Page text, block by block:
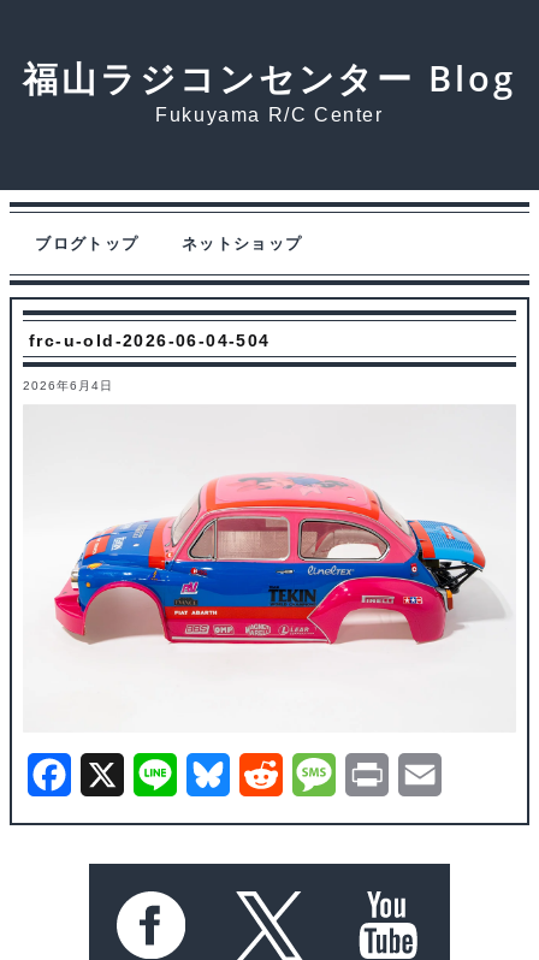
福山ラジコンセンター Blog
Fukuyama R/C Center
ブログトップ ネットショップ
frc-u-old-2026-06-04-504
2026年6月4日
X
n
e
B
u
e
R
d
d
i
M
s i
n
t
a